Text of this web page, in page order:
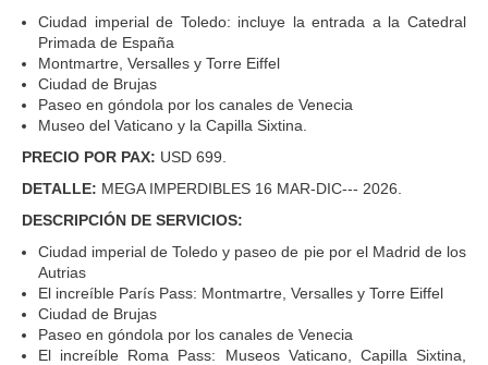
Ciudad imperial de Toledo: incluye la entrada a la Catedral
Primada de España
Montmartre, Versalles y Torre Eiffel
Ciudad de Brujas
Paseo en góndola por los canales de Venecia
Museo del Vaticano y la Capilla Sixtina.
PRECIO POR PAX: USD 699.
DETALLE: MEGA IMPERDIBLES 16 MAR-DIC--- 2026.
DESCRIPCIÓN DE SERVICIOS:
Ciudad imperial de Toledo y paseo de pie por el Madrid de los
Autrias
El increíble París Pass: Montmartre, Versalles y Torre Eiffel
Ciudad de Brujas
Paseo en góndola por los canales de Venecia
El increíble Roma Pass: Museos Vaticano, Capilla Sixtina,